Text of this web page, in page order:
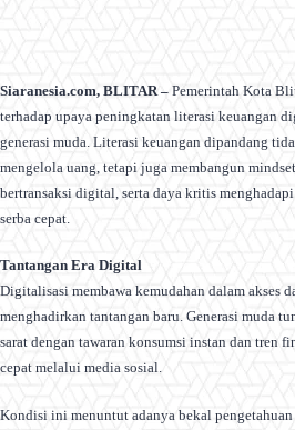
Siaranesia.com, BLITAR – Pemerintah Kota
terhadap upaya peningkatan literasi keuangan
generasi muda. Literasi keuangan dipandang
mengelola uang, tetapi juga membangun
bertransaksi digital, serta daya kritis
serba cepat.
Tantangan Era Digital
Digitalisasi membawa kemudahan dalam akses
menghadirkan tantangan baru. Generasi muda
sarat dengan tawaran konsumsi instan dan tren
cepat melalui media sosial.
Kondisi ini menuntut adanya bekal